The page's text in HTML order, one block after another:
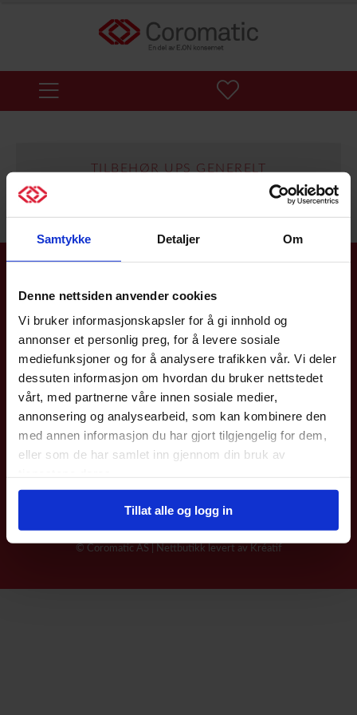
Samtykke Detaljer Om
Denne nettsiden anvender cookies
Vi bruker informasjonskapsler for å gi innhold og
annonser et personlig preg, for å levere sosiale
mediefunksjoner og for å analysere trafikken vår. Vi deler
dessuten informasjon om hvordan du bruker nettstedet
vårt, med partnerne våre innen sosiale medier,
annonsering og analysearbeid, som kan kombinere den
med annen informasjon du har gjort tilgjengelig for dem,
eller som de har samlet inn gjennom din bruk av
Tillat alle og logg in
TILBEHØR UPS GENERELT
datakommunikasjon for kritiske funksjoner. Vi er et
serviceselskap og en uavhengig systemintegrator som alltid
fokuserer på den beste løsningen for deg som kunde.
Coromatic AS
Kjeller Vest 6
© Coromatic AS | Nettbutikk levert av Kréatif